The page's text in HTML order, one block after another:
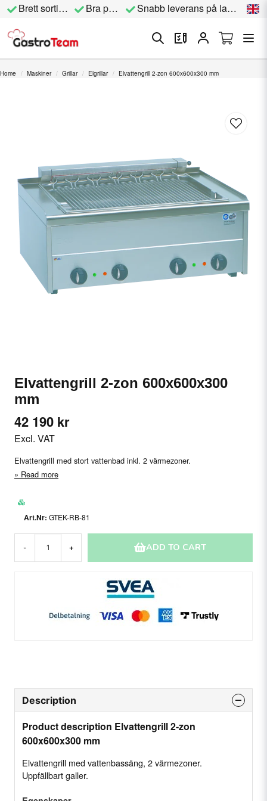
Brett sortiment Bra priser Snabb leverans på lagervara
Home Maskiner Grillar Elgrillar Elvattengrill 2-zon 600x600x300 mm
Elvattengrill 2-zon 600x600x300
mm
42 190 kr
Excl. VAT
Elvattengrill med stort vattenbad inkl. 2 värmezoner.
Read more
GTEK-RB-81
- + ADD TO CART
Description
Product description Elvattengrill 2-zon
600x600x300 mm
Elvattengrill med vattenbassäng, 2 värmezoner.
Uppfällbart galler.